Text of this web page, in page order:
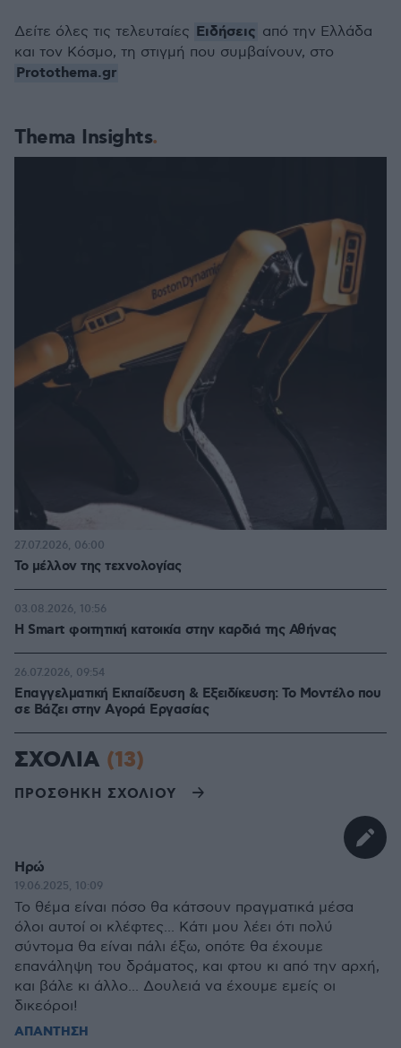
Thema Insights
Το μέλλον της τεχνολογίας
27.07.2026, 06:00
Η Smart φοιτητική κατοικία στην καρδιά της Αθήνας
03.08.2026, 10:56
Επαγγελματική Εκπαίδευση & Εξειδίκευση: Το Mοντέλο που
σε Bάζει στην Aγορά Eργασίας
26.07.2026, 09:54
Δείτε όλες τις τελευταίες Ειδήσεις από την Ελλάδα
και τον Κόσμο, τη στιγμή που συμβαίνουν, στο
Protothema.gr
ΣΧΟΛΙΑ (13)
ΠΡΟΣΘΗΚΗ ΣΧΟΛΙΟΥ
Ηρώ
19.06.2025, 10:09
Το θέμα είναι πόσο θα κάτσουν πραγματικά μέσα
όλοι αυτοί οι κλέφτες... Κάτι μου λέει ότι πολύ
σύντομα θα είναι πάλι έξω, οπότε θα έχουμε
επανάληψη του δράματος, και φτου κι από την αρχή,
και βάλε κι άλλο... Δουλειά να έχουμε εμείς οι
δικεόροι!
ΑΠΑΝΤΗΣΗ